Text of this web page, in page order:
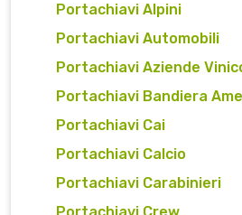
Portachiavi Alpini
Portachiavi Automobili
Portachiavi Aziende
Portachiavi Bandiera
Portachiavi Cai
Portachiavi Calcio
Portachiavi Carabinieri